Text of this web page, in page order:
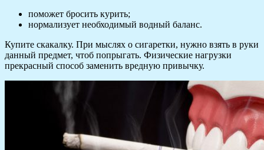
поможет бросить курить;
нормализует необходимый водный баланс.
Купите скакалку. При мыслях о сигаретки, нужно взять в руки
данный предмет, чтоб попрыгать. Физические нагрузки
прекрасный способ заменить вредную привычку.